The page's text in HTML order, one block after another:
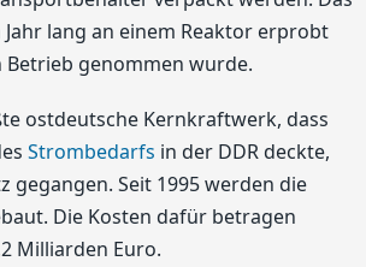
lang an einem Reaktor erprobt
genommen wurde.
ostdeutsche Kernkraftwerk, dass
Strombedarfs in der DDR deckte,
gegangen. Seit 1995 werden die
Die Kosten dafür betragen
Milliarden Euro.